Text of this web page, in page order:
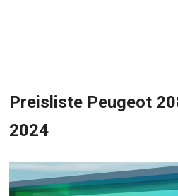
Preisliste Peugeot
2024